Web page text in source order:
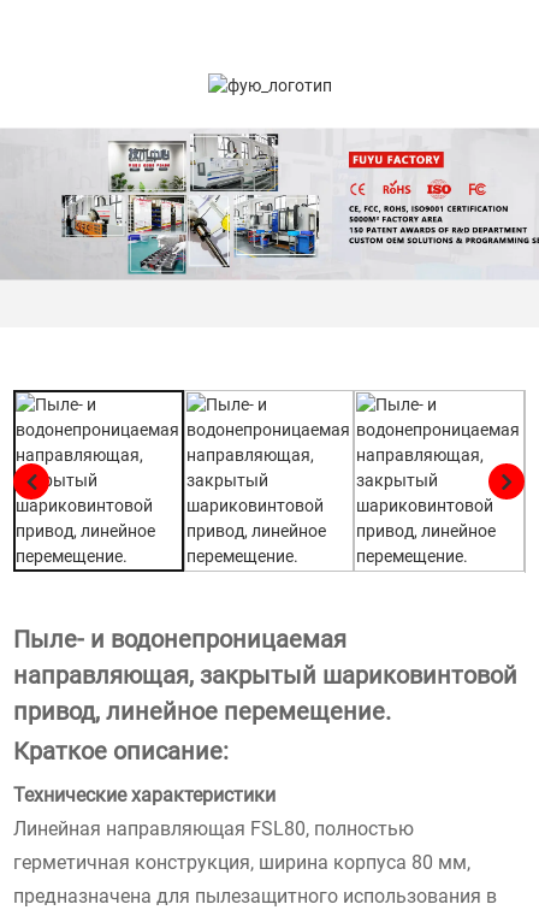
Пыле- и водонепроницаемая
направляющая, закрытый шариковинтовой
привод, линейное перемещение.
Краткое описание:
Технические характеристики
Линейная направляющая FSL80, полностью
герметичная конструкция, ширина корпуса 80 мм,
предназначена для пылезащитного использования в